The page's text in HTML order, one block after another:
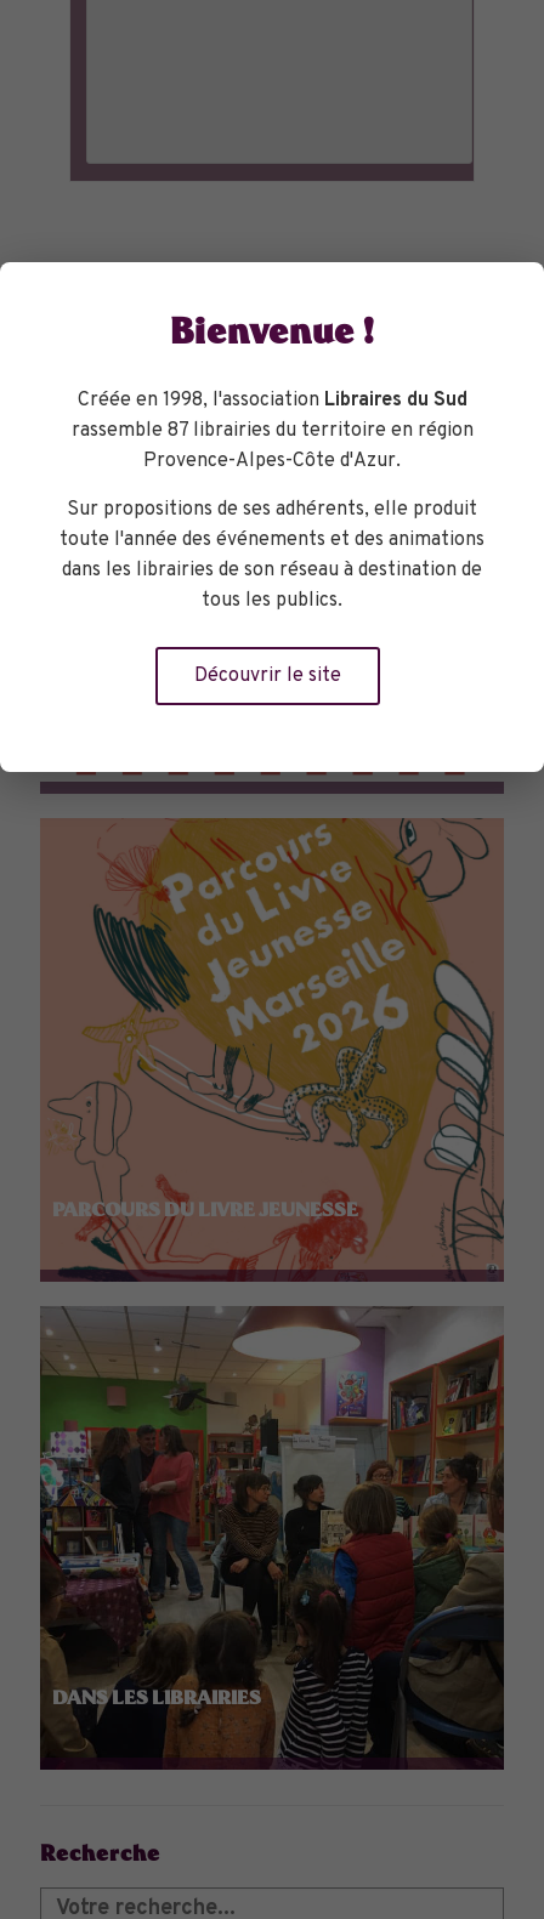
PARCOURS DU LIVRE JEUNESSE
DANS LES LIBRAIRIES
Recherche
Bienvenue !
Créée en 1998, l'association Libraires du Sud
rassemble 87 librairies du territoire en région
Provence-Alpes-Côte d'Azur.
Sur propositions de ses adhérents, elle produit
toute l'année des événements et des animations
dans les librairies de son réseau à destination de
tous les publics.
Découvrir le site